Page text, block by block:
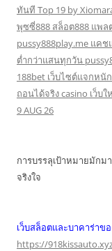
ทันที Top 19 by
พุซซี่888 สล็อต888 แพล
pussy888play.me แค
ต่ำกว่าแสนทุกวัน
188bet เว็บไซต์แจกหนั
ถอนได้จริง casino เว็บ
9 AUG 26
การบรรลุเป้าหมายมักม
จริงใจ
เว็บสล็อตและบาคาร่าข
https://